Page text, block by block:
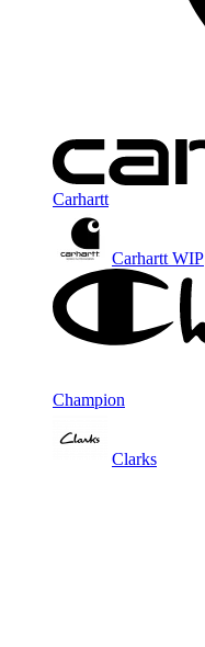
Carhartt
Carhartt WIP
Champion
Clarks